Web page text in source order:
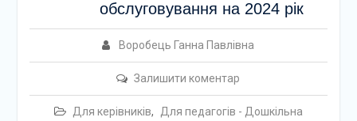
обслуговування на 2024 рік
Воробець Ганна Павлівна
Залишити коментар
Для керівників,
Для педагогів - Дошкільна